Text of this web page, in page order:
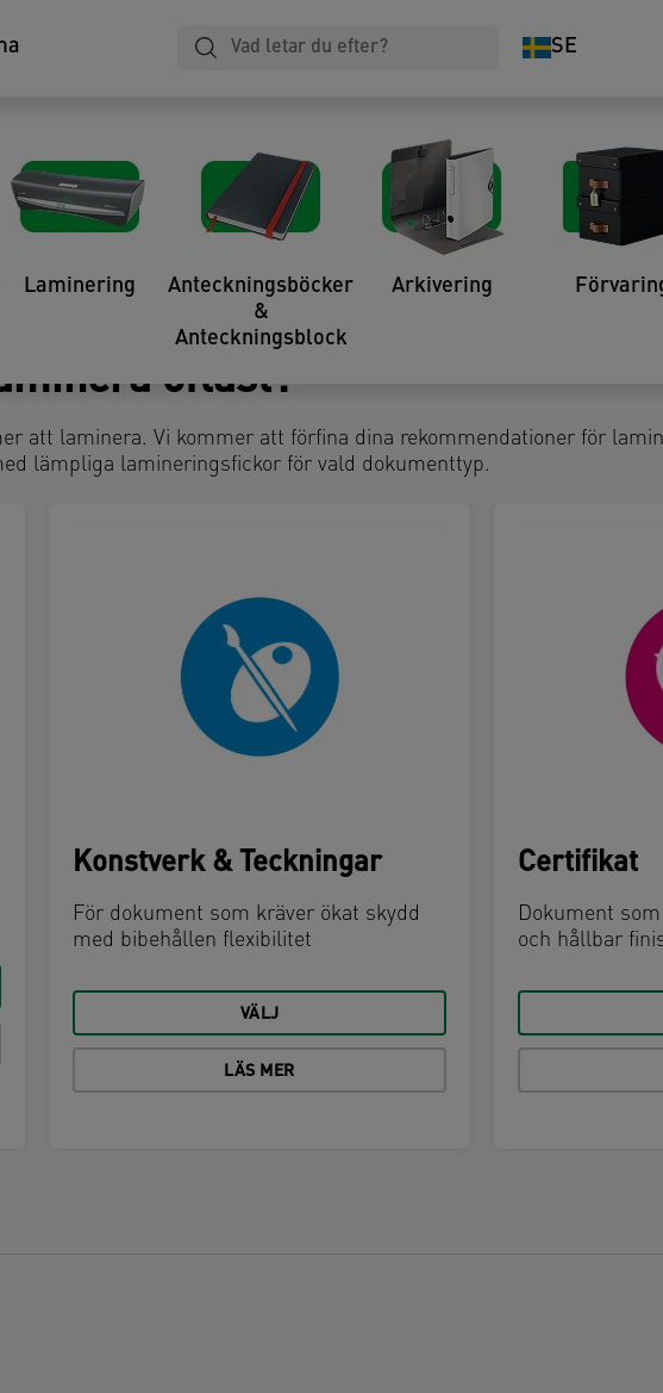
SE
Laminering
Anteckningsböcker
&
Anteckningsblock
Arkivering
hitta den bästa lamineringsmaskinen för dina
3 ARKKAPACITET 4
oftast?
att laminera. Vi kommer att förfina dina rekommendationer för
lämpliga lamineringsfickor för vald dokumenttyp.
Konstverk & Teckningar
För dokument som kräver ökat skydd
med bibehållen flexibilitet
VÄLJ
LÄS MER
Certifikat
Dokument
och hållbar